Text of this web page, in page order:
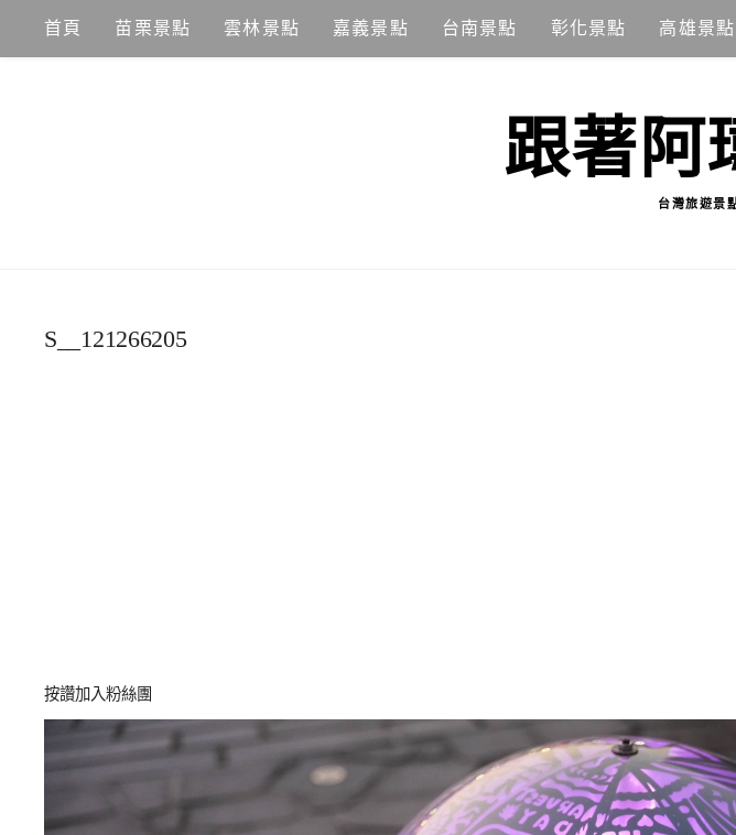
content
首頁 苗栗景點 雲林景點 嘉義景點 台南景點 彰化景點 高雄景點
跟著阿
台灣旅遊景
S__121266205
按讚加入粉絲團